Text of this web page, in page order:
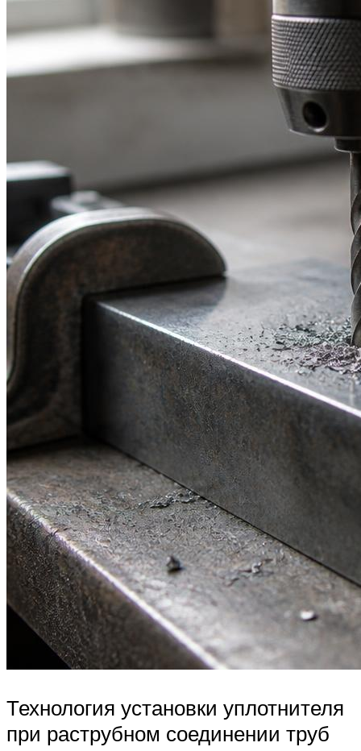
Технология установки уплотнителя
при раструбном соединении труб